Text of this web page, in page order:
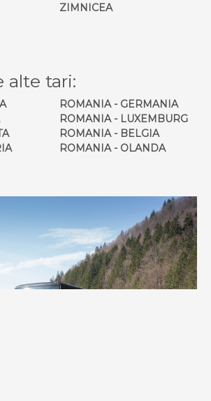
ZIMNICEA
alte tari:
ROMANIA - GERMANIA
ROMANIA - LUXEMBURG
ROMANIA - BELGIA
ROMANIA - OLANDA